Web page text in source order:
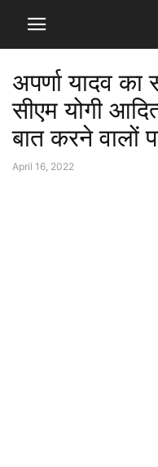
अपर्णा यादव का
सीएम योगी
बात करने वालों
April 16, 2022